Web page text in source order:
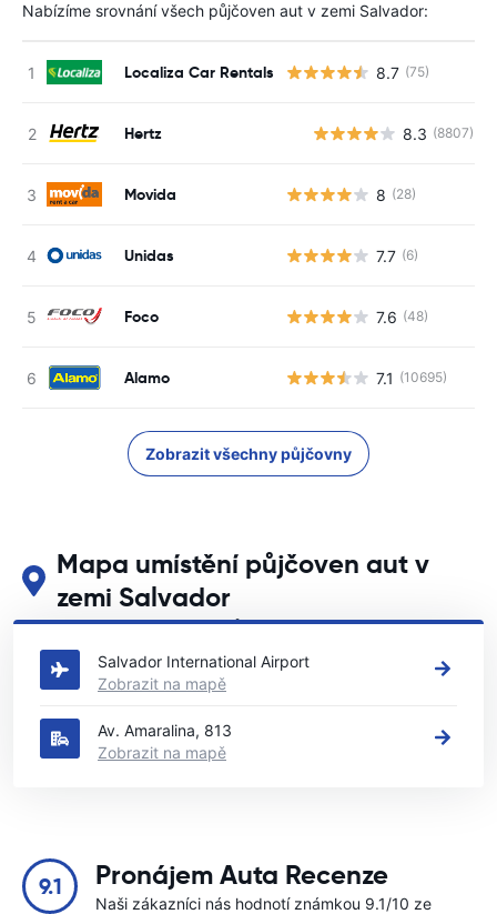
Nabízíme srovnání všech půjčoven aut v zemi Salvador:
Localiza Car Rentals 8.7 (75)
Hertz 8.3 (8807)
Movida 8 (28)
Unidas 7.7 (6)
Foco 7.6 (48)
Alamo 7.1 (10695)
Zobrazit všechny půjčovny
Mapa umístění půjčoven aut v
zemi Salvador
Podívejte se na naše hlavní půjčovny aut v zemi Salvador
Salvador International Airport
Zobrazit na mapě
Av. Amaralina, 813
Zobrazit na mapě
9.1 Pronájem Auta Recenze
Naši zákazníci nás hodnotí známkou 9.1/10 ze